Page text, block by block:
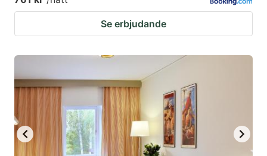
Se erbjudande